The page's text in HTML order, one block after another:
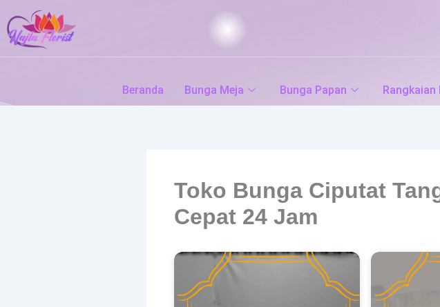
to
content
Beranda Bunga Meja Bunga Papan Rangkaian
Toko Bunga Ciputat
Cepat 24 Jam